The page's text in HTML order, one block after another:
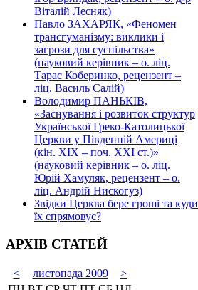
Віталій Лесняк)
Павло ЗАХАРЯК, «Феномен
трансгуманізму: виклики і
загрози для суспільства»
(науковий керівник – о. ліц.
Тарас Коберинко, рецензент –
ліц. Василь Салій)
Володимир ПАНЬКІВ,
«Заснування і розвиток структур
Української Греко-Католицької
Церкви у Південній Америці
(кін. ХІХ – поч. ХХІ ст.)»
(науковий керівник – о. ліц.
Юрій Хамуляк, рецензент – о.
ліц. Андрій Нискогуз)
Звідки Церква бере гроші та куди
їх спрямовує?
АРХІВ СТАТЕЙ
< листопада 2009
>